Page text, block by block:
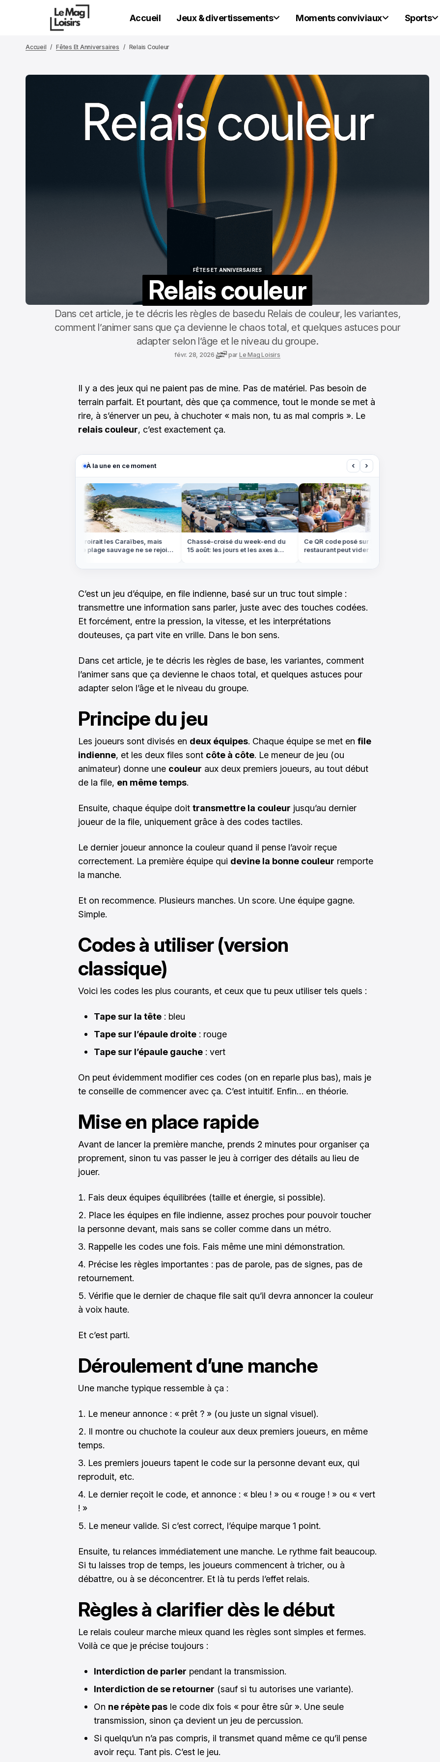
Accueil Jeux & divertissements Moments conviviaux Sports
Accueil Fêtes Et Anniversaires Relais Couleur
FÊTES ET ANNIVERSAIRES
Relais couleur
Dans cet article, je te décris les règles de basedu Relais de couleur, les variantes,
comment l’animer sans que ça devienne le chaos total, et quelques astuces pour
adapter selon l’âge et le niveau du groupe.
févr. 28, 2026 par Le Mag Loisirs
Il y a des jeux qui ne paient pas de mine. Pas de matériel. Pas besoin de
terrain parfait. Et pourtant, dès que ça commence, tout le monde se met à
rire, à s’énerver un peu, à chuchoter « mais non, tu as mal compris ». Le
relais couleur, c’est exactement ça.
À la une en ce moment ‹ ›
On croirait les Caraïbes, mais
cette plage sauvage ne se rejoint
Chassé-croisé du week-end du
15 août: les jours et les axes à
Ce QR code posé sur la table du
restaurant peut vider votre
On
forêt
C’est un jeu d’équipe, en file indienne, basé sur un truc tout simple :
transmettre une information sans parler, juste avec des touches codées.
Et forcément, entre la pression, la vitesse, et les interprétations
douteuses, ça part vite en vrille. Dans le bon sens.
Dans cet article, je te décris les règles de base, les variantes, comment
l’animer sans que ça devienne le chaos total, et quelques astuces pour
adapter selon l’âge et le niveau du groupe.
Principe du jeu
Les joueurs sont divisés en deux équipes. Chaque équipe se met en file
indienne, et les deux files sont côte à côte. Le meneur de jeu (ou
animateur) donne une couleur aux deux premiers joueurs, au tout début
de la file, en même temps.
Ensuite, chaque équipe doit transmettre la couleur jusqu’au dernier
joueur de la file, uniquement grâce à des codes tactiles.
Le dernier joueur annonce la couleur quand il pense l’avoir reçue
correctement. La première équipe qui devine la bonne couleur remporte
la manche.
Et on recommence. Plusieurs manches. Un score. Une équipe gagne.
Simple.
Codes à utiliser (version
classique)
Voici les codes les plus courants, et ceux que tu peux utiliser tels quels :
Tape sur la tête : bleu
Tape sur l’épaule droite : rouge
Tape sur l’épaule gauche : vert
On peut évidemment modifier ces codes (on en reparle plus bas), mais je
te conseille de commencer avec ça. C’est intuitif. Enfin… en théorie.
Mise en place rapide
Avant de lancer la première manche, prends 2 minutes pour organiser ça
proprement, sinon tu vas passer le jeu à corriger des détails au lieu de
jouer.
Fais deux équipes équilibrées (taille et énergie, si possible).
Place les équipes en file indienne, assez proches pour pouvoir toucher
la personne devant, mais sans se coller comme dans un métro.
Rappelle les codes une fois. Fais même une mini démonstration.
Précise les règles importantes : pas de parole, pas de signes, pas de
retournement.
Vérifie que le dernier de chaque file sait qu’il devra annoncer la couleur
à voix haute.
Et c’est parti.
Déroulement d’une manche
Une manche typique ressemble à ça :
Le meneur annonce : « prêt ? » (ou juste un signal visuel).
Il montre ou chuchote la couleur aux deux premiers joueurs, en même
temps.
Les premiers joueurs tapent le code sur la personne devant eux, qui
reproduit, etc.
Le dernier reçoit le code, et annonce : « bleu ! » ou « rouge ! » ou « vert
! »
Le meneur valide. Si c’est correct, l’équipe marque 1 point.
Ensuite, tu relances immédiatement une manche. Le rythme fait beaucoup.
Si tu laisses trop de temps, les joueurs commencent à tricher, ou à
débattre, ou à se déconcentrer. Et là tu perds l’effet relais.
Règles à clarifier dès le début
Le relais couleur marche mieux quand les règles sont simples et fermes.
Voilà ce que je précise toujours :
Interdiction de parler pendant la transmission.
Interdiction de se retourner (sauf si tu autorises une variante).
On ne répète pas le code dix fois « pour être sûr ». Une seule
transmission, sinon ça devient un jeu de percussion.
Si quelqu’un n’a pas compris, il transmet quand même ce qu’il pense
avoir reçu. Tant pis. C’est le jeu.